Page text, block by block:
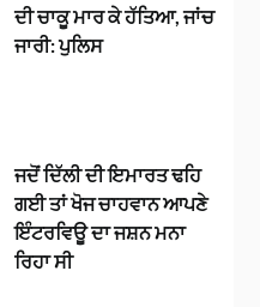
ਦੀ ਚਾਕੂ ਮਾਰ ਕੇ ਹੱਤਿਆ, ਜਾਂਚ
ਜਾਰੀ: ਪੁਲਿਸ
ਜਦੋਂ ਦਿੱਲੀ ਦੀ ਇਮਾਰਤ ਢਹਿ
ਗਈ ਤਾਂ ਖੋਜ ਚਾਹਵਾਨ ਆਪਣੇ
ਇੰਟਰਵਿਊ ਦਾ ਜਸ਼ਨ ਮਨਾ
ਰਿਹਾ ਸੀ